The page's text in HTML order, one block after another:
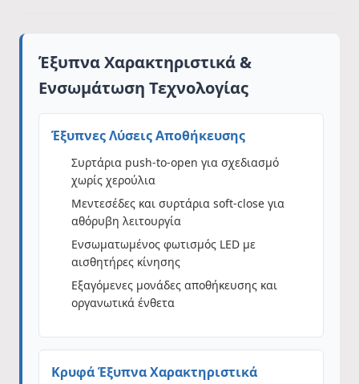
Έξυπνα Χαρακτηριστικά &
Ενσωμάτωση Τεχνολογίας
Έξυπνες Λύσεις Αποθήκευσης
Συρτάρια push-to-open για σχεδιασμό
χωρίς χερούλια
Μεντεσέδες και συρτάρια soft-close για
αθόρυβη λειτουργία
Ενσωματωμένος φωτισμός LED με
αισθητήρες κίνησης
Εξαγόμενες μονάδες αποθήκευσης και
οργανωτικά ένθετα
Κρυφά Έξυπνα Χαρακτηριστικά